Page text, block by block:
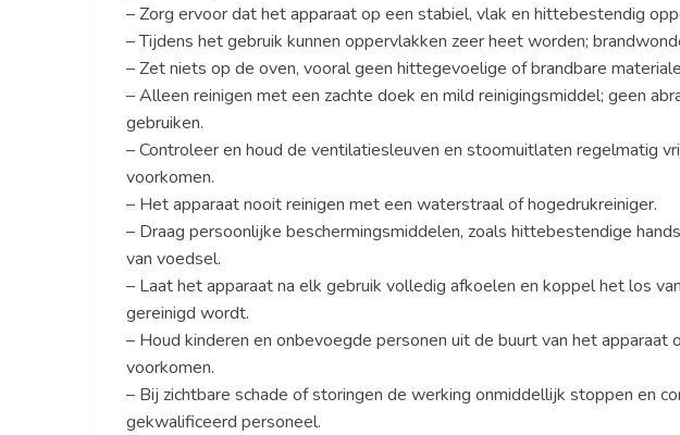
– Zorg ervoor dat het apparaat op een stabiel, vlak en hittebestendig
– Tijdens het gebruik kunnen oppervlakken zeer heet worden;
– Zet niets op de oven, vooral geen hittegevoelige of brandbare
– Alleen reinigen met een zachte doek en mild reinigingsmiddel; geen
gebruiken.
– Controleer en houd de ventilatiesleuven en stoomuitlaten regelmatig
voorkomen.
– Het apparaat nooit reinigen met een waterstraal of hogedrukreiniger.
– Draag persoonlijke beschermingsmiddelen, zoals hittebestendige
van voedsel.
– Laat het apparaat na elk gebruik volledig afkoelen en koppel het los
gereinigd wordt.
– Houd kinderen en onbevoegde personen uit de buurt van het apparaat
voorkomen.
– Bij zichtbare schade of storingen de werking onmiddellijk stoppen en
gekwalificeerd personeel.